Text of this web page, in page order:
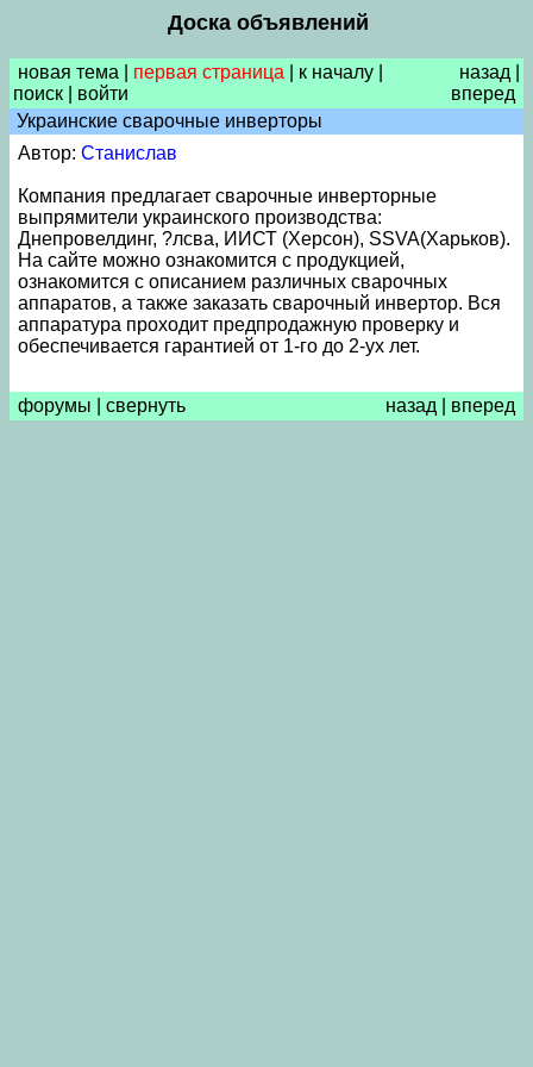
Доска объявлений
новая тема первая страница к началу
поиск
войти
назад
вперед
Украинские сварочные инверторы
Автор: Станислав
Компания предлагает сварочные инверторные
выпрямители украинского производства:
Днепровелдинг, ?лсва, ИИСТ (Херсон), SSVA(Харьков).
На сайте можно ознакомится с продукцией,
ознакомится с описанием различных сварочных
аппаратов, а также заказать сварочный инвертор. Вся
аппаратура проходит предпродажную проверку и
обеспечивается гарантией от 1-го до 2-ух лет.
форумы свернуть назад вперед